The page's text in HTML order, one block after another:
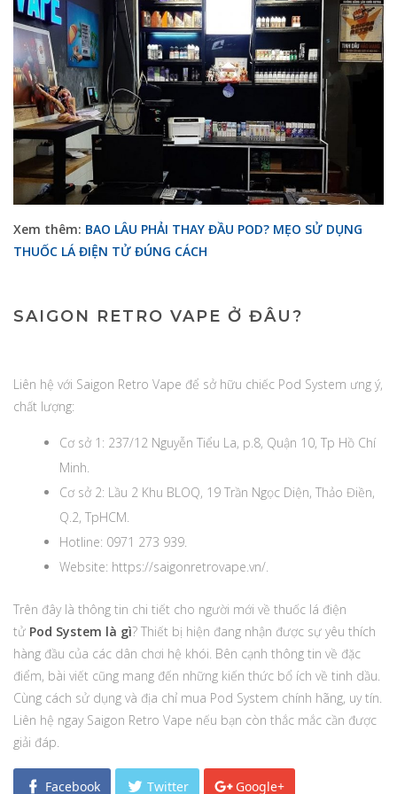
Xem thêm: BAO LÂU PHẢI THAY ĐẦU POD? MẸO SỬ DỤNG
THUỐC LÁ ĐIỆN TỬ ĐÚNG CÁCH
SAIGON RETRO VAPE Ở ĐÂU?
Liên hệ với Saigon Retro Vape để sở hữu chiếc Pod System ưng ý,
chất lượng:
Cơ sở 1: 237/12 Nguyễn Tiểu La, p.8, Quận 10, Tp Hồ Chí
Minh.
Cơ sở 2: Lầu 2 Khu BLOQ, 19 Trần Ngọc Diện, Thảo Điền,
Q.2, TpHCM.
Hotline: 0971 273 939.
Website: https://saigonretrovape.vn/.
Trên đây là thông tin chi tiết cho người mới về thuốc lá điện
tử Pod System là gì? Thiết bị hiện đang nhận được sự yêu thích
hàng đầu của các dân chơi hệ khói. Bên cạnh thông tin về đặc
điểm, bài viết cũng mang đến những kiến thức bổ ích về tinh dầu.
Cùng cách sử dụng và địa chỉ mua Pod System chính hãng, uy tín.
Liên hệ ngay Saigon Retro Vape nếu bạn còn thắc mắc cần được
giải đáp.
Facebook Twitter Google+